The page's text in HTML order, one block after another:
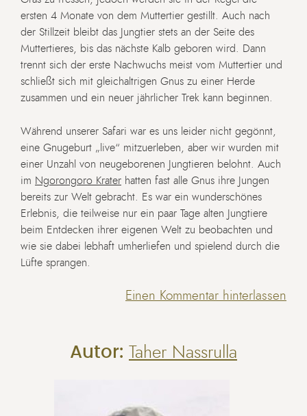
ersten 4 Monate von dem Muttertier gestillt. Auch nach
der Stillzeit bleibt das Jungtier stets an der Seite des
Muttertieres, bis das nächste Kalb geboren wird. Dann
trennt sich der erste Nachwuchs meist vom Muttertier und
schließt sich mit gleichaltrigen Gnus zu einer Herde
zusammen und ein neuer jährlicher Trek kann beginnen.
Während unserer Safari war es uns leider nicht gegönnt,
eine Gnugeburt „live“ mitzuerleben, aber wir wurden mit
einer Unzahl von neugeborenen Jungtieren belohnt. Auch
im Ngorongoro Krater hatten fast alle Gnus ihre Jungen
bereits zur Welt gebracht. Es war ein wunderschönes
Erlebnis, die teilweise nur ein paar Tage alten Jungtiere
beim Entdecken ihrer eigenen Welt zu beobachten und
wie sie dabei lebhaft umherliefen und spielend durch die
Lüfte sprangen.
Einen Kommentar hinterlassen
Autor: Taher Nassrulla